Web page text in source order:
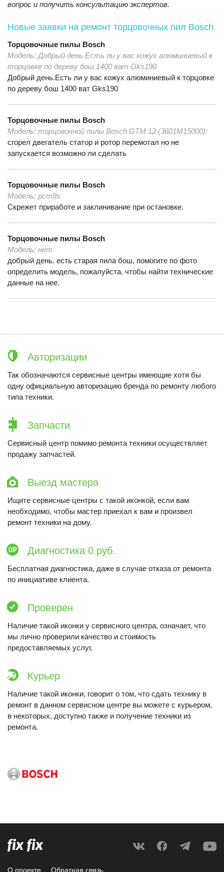
вопрос и получить консультацию экспертов.
Новые заявки на ремонт торцовочных пил Bosch
Торцовочные пилы Bosch
Модель: Добрый день.Есть ли у вас кожух алюминиевый к
торцовке по дереву бош 1400 ват Gks190
Добрый день.Есть ли у вас кожух алюминиевый к торцовке
по дереву бош 1400 ват Gks190
Торцовочные пилы Bosch
Модель: торцовочной пилы Bosch GTM 12 (3601M15000):
сгорел двегатель статор и ротор перемотал но не
запускается возможно ли сделать
Торцовочные пилы Bosch
Модель: pcm8s
Скрежет приработе и заклинивание при остановке.
Торцовочные пилы Bosch
Модель: нет
добрый день. есть старая пила бош, помогите по фото
определить модель, пожалуйста. чтобы найти технические
данные на нее.
Авторизации
Так обозначаются сервисные центры имеющие хотя бы
одну официальную авторизацию бренда по ремонту любого
типа техники.
Запчасти
Сервисный центр помимо ремонта техники осуществляет
продажу запчастей.
Выезд мастера
Ищите сервисные центры с такой иконкой, если вам
необходимо, чтобы мастер приехал к вам и произвел
ремонт техники на дому.
Диагностика 0 руб.
Бесплатная диагностика, даже в случае отказа от ремонта
по инициативе клиента.
Проверен
Наличие такой иконки у сервисного центра, означает, что
мы лично проверили качество и стоимость
предоставляемых услуг.
Курьер
Наличие такой иконки, говорит о том, что сдать технику в
ремонт в данном сервисном центре вы можете с курьером,
в некоторых, доступно также и получение техники из
ремонта.
О проекте Обратная связь